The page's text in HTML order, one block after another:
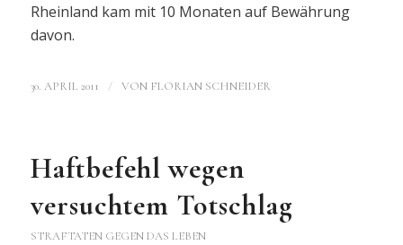
Rheinland kam mit 10 Monaten auf Bewährung
davon.
30. APRIL 2011 / VON FLORIAN SCHNEIDER
Haftbefehl wegen
versuchtem Totschlag
STRAFTATEN GEGEN DAS LEBEN